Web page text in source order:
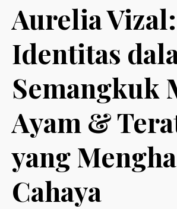
Aurelia Vizal:
Identitas
Semangkuk
Ayam &
yang
Cahaya